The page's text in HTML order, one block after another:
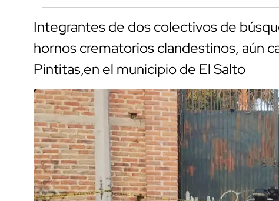
Integrantes de dos colectivos de
hornos crematorios clandestinos, aún
Pintitas,en el municipio de El Salto